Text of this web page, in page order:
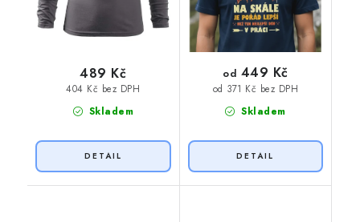
Skladem
404 Kč bez DPH
489 Kč
Skladem
od 371 Kč bez DPH
od 449 Kč